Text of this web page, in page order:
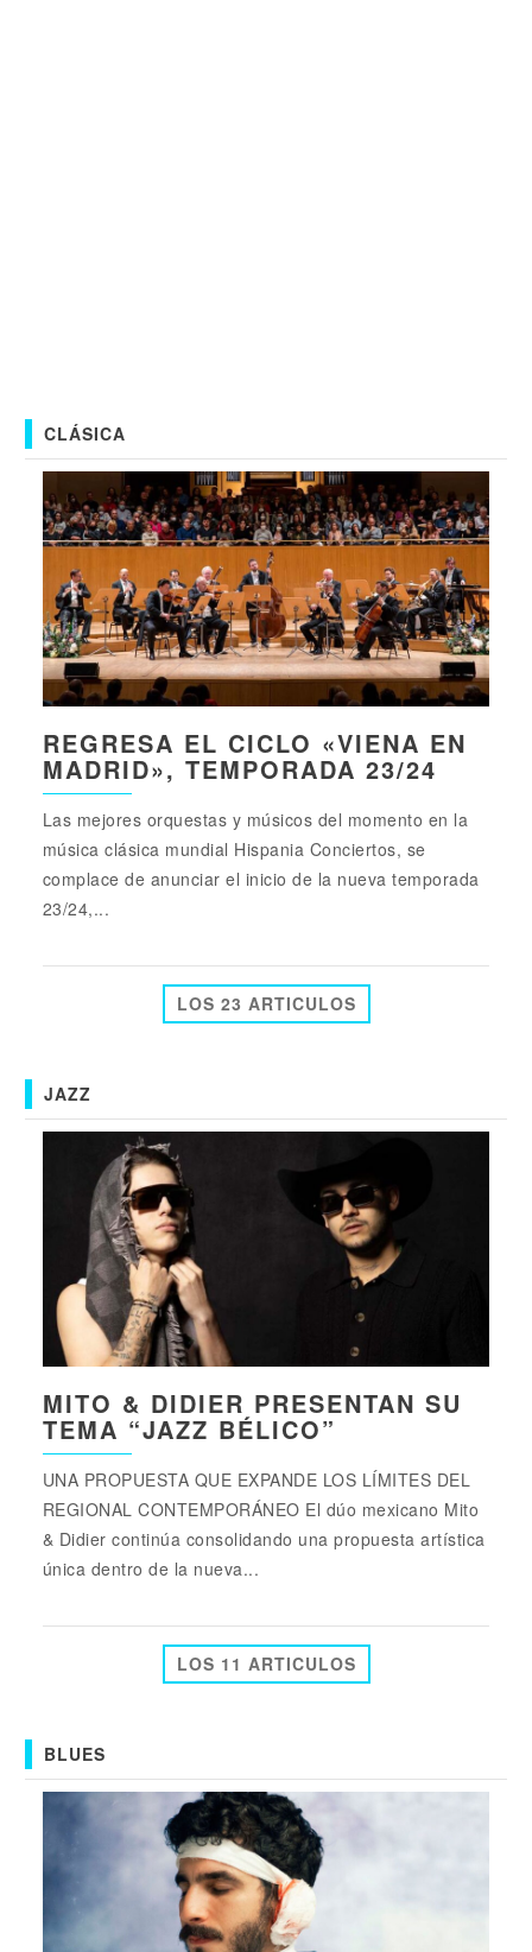
CLÁSICA
REGRESA EL CICLO «VIENA EN
MADRID», TEMPORADA 23/24
Las mejores orquestas y músicos del momento en la
música clásica mundial Hispania Conciertos, se
complace de anunciar el inicio de la nueva temporada
23/24,...
LOS 23 ARTICULOS
JAZZ
MITO & DIDIER PRESENTAN SU
TEMA “JAZZ BÉLICO”
UNA PROPUESTA QUE EXPANDE LOS LÍMITES DEL
REGIONAL CONTEMPORÁNEO El dúo mexicano Mito
& Didier continúa consolidando una propuesta artística
única dentro de la nueva...
LOS 11 ARTICULOS
BLUES